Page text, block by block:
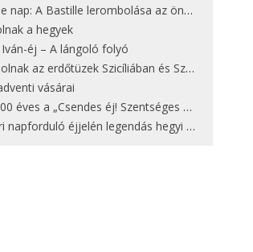
A Bastille lerombolása az önkényuralom végét jelentette
a hegyek
Iván-éj – A lángoló folyó
az erdőtüzek Szicíliában és Szardínián
vásárai
éves a „Csendes éj! Szentséges éj!”
éjjelén legendás hegyi tüzek világítják meg Zugspitzét